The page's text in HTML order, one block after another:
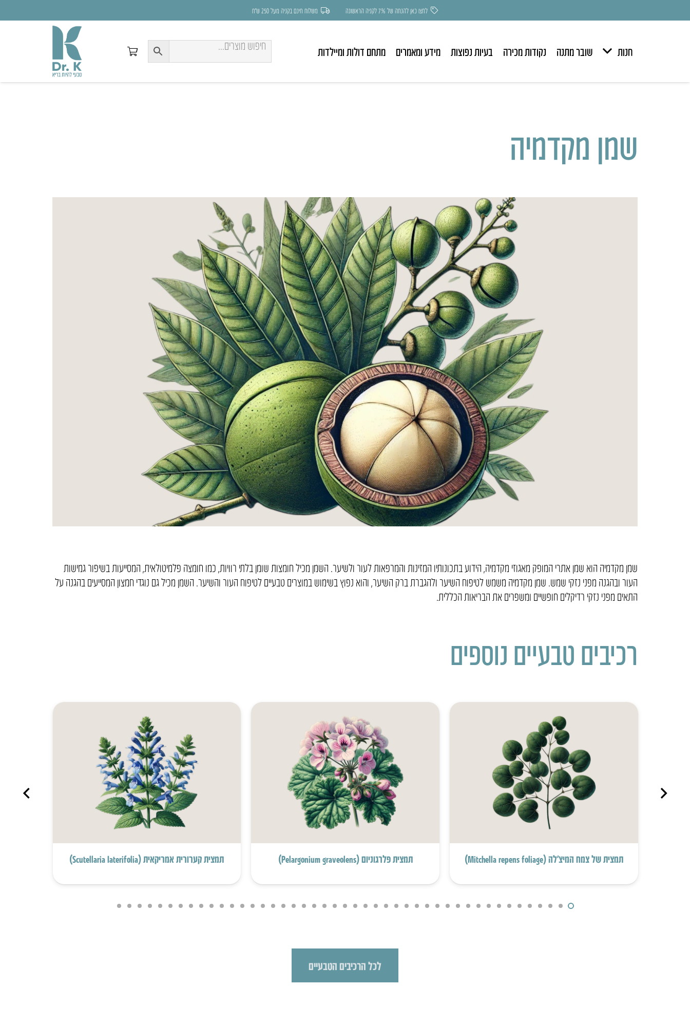
לחצו כאן להנחה של 7% לקניה הראשונה משלוח חינם בקניה מעל 250 ש״ח
חנות שובר מתנה נקודות מכירה בעיות נפוצות מידע ומאמרים מתחם דולות ומיילדות
שמן מקדמיה
שמן מקדמיה הוא שמן אתרי המופק מאגוזי מקדמיה, הידוע בתכונותיו המזינות והמרפאות לעור ולשיער. השמן מכיל חומצות שומן בלתי רוויות, כמו חומצה פלמיטולאית, המסייעות בשיפור גמישות
העור ובהגנה מפני נזקי שמש. שמן מקדמיה משמש לטיפוח השיער ולהגברת ברק השיער, והוא נפוץ בשימוש במוצרים טבעיים לטיפוח העור והשיער. השמן מכיל גם נוגדי חמצון המסייעים בהגנה על
התאים מפני נזקי רדיקלים חופשיים ומשפרים את הבריאות הכללית.
רכיבים טבעיים נוספים
תמצית של צמח המיצ’לה (Mitchella repens foliage) תמצית פלרגוניום (Pelargonium graveolens) תמצית קערורית אמריקאית (Scutellaria Iaterifolia)
לכל הרכיבים הטבעיים